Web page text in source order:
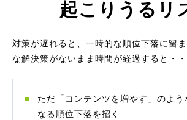
起こりうるリ
対策が遅れると、一時的な順位下落に留
な解決策がないまま時間が経過すると・・
ただ「コンテンツを増やす」のよう
なる順位下落を招く